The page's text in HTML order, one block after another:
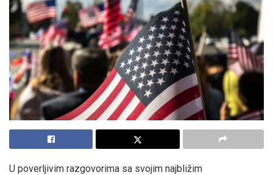
U poverljivim razgovorima sa svojim najbližim